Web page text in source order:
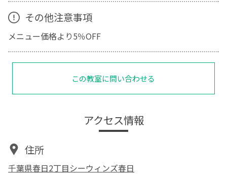
その他注意事項
メニュー価格より5％OFF
この教室に問い合わせる
アクセス情報
住所
千葉県春日2丁目シーウィンズ春日